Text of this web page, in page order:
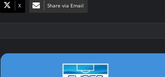
X Share via Email
Οι